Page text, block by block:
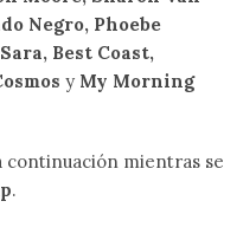
Negro, Phoebe
Best Coast,
y My Morning
continuación mientras se
.